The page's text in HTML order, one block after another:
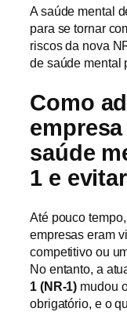
A saúde mental
para se tornar
riscos da nova
de saúde mental
Como
saúde
1 e
Até pouco
empresas eram
competitivo ou
No entanto, a
1 (NR-1) mudou
obrigatório, e o